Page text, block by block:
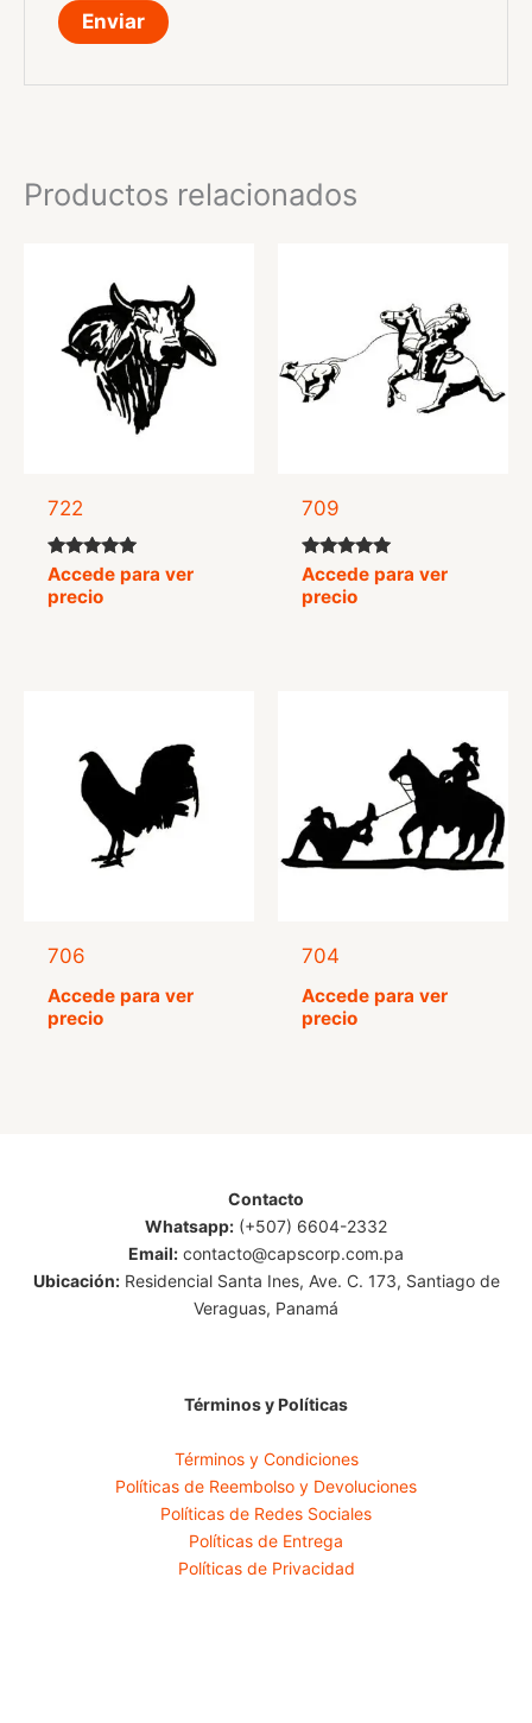
Productos relacionados
722
Valorado
con
5.00
Accede para ver
precio
709
Valorado
con
5.00
Accede para ver
precio
706
Accede para ver
precio
704
Accede para ver
precio
Contacto
Whatsapp: (+507) 6604-2332
Email: contacto@capscorp.com.pa
Ubicación:Residencial Santa Ines, Ave. C. 173, Santiago de
Veraguas, Panamá
Términos y Políticas
Términos y Condiciones
Políticas de Reembolso y Devoluciones
Políticas de Redes Sociales
Políticas de Entrega
Políticas de Privacidad